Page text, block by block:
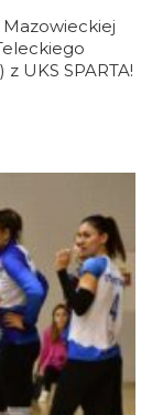
z UKS SPARTA!